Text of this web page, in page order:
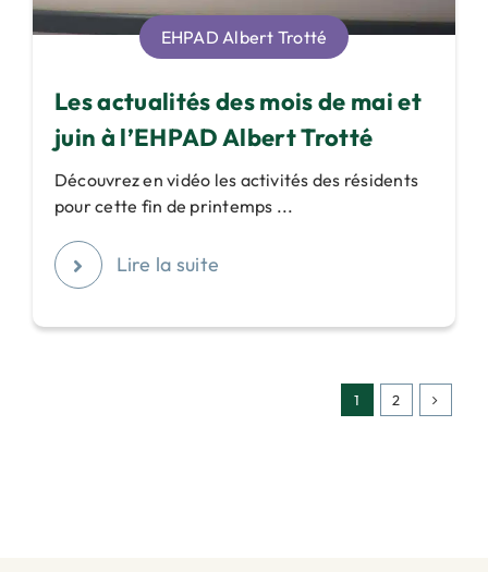
EHPAD Albert Trotté
Les actualités des mois de mai et
juin à l’EHPAD Albert Trotté
Découvrez en vidéo les activités des résidents
pour cette fin de printemps ...
Lire la suite
1 2